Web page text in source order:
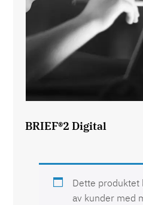
BRIEF®2 Digital
Dette produktet
av kunder med